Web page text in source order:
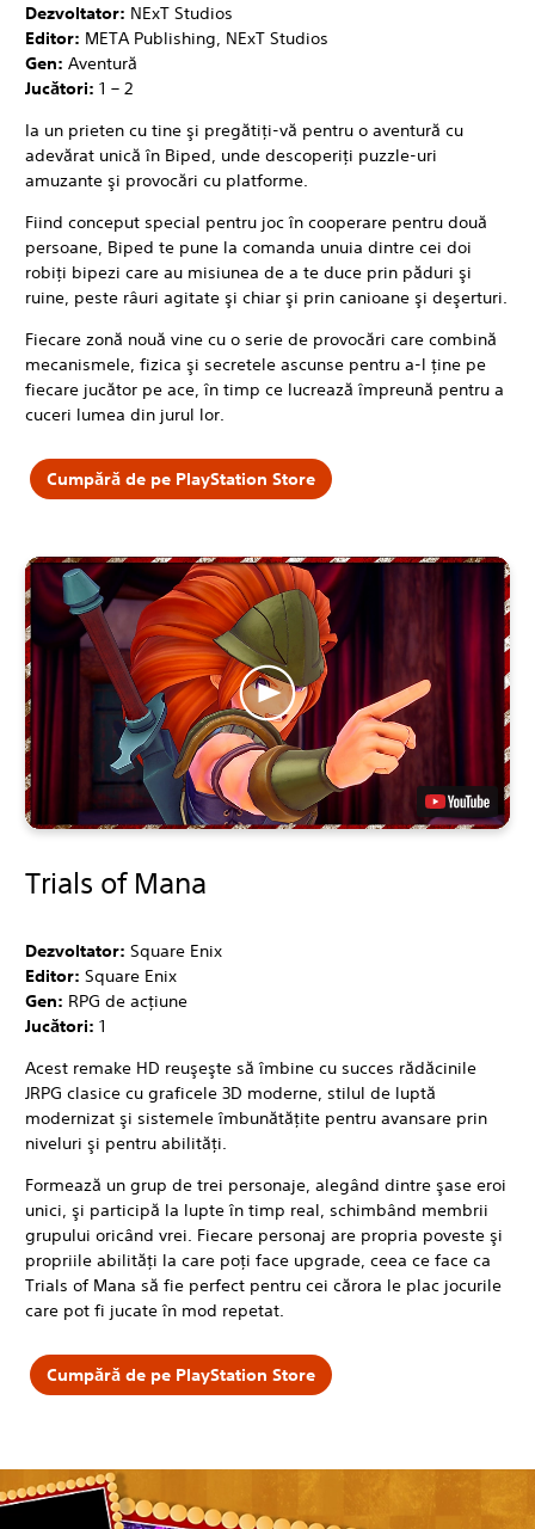
Dezvoltator: NExT Studios
Editor: META Publishing, NExT Studios
Gen: Aventură
Jucători: 1 – 2
Ia un prieten cu tine şi pregătiţi-vă pentru o aventură cu
adevărat unică în Biped, unde descoperiţi puzzle-uri
amuzante şi provocări cu platforme.
Fiind conceput special pentru joc în cooperare pentru două
persoane, Biped te pune la comanda unuia dintre cei doi
robiţi bipezi care au misiunea de a te duce prin păduri şi
ruine, peste râuri agitate şi chiar şi prin canioane şi deşerturi.
Fiecare zonă nouă vine cu o serie de provocări care combină
mecanismele, fizica şi secretele ascunse pentru a-l ţine pe
fiecare jucător pe ace, în timp ce lucrează împreună pentru a
cuceri lumea din jurul lor.
Cumpără de pe PlayStation Store
Trials of Mana
Dezvoltator: Square Enix
Editor: Square Enix
Gen: RPG de acţiune
Jucători: 1
Acest remake HD reuşeşte să îmbine cu succes rădăcinile
JRPG clasice cu graficele 3D moderne, stilul de luptă
modernizat şi sistemele îmbunătăţite pentru avansare prin
niveluri şi pentru abilităţi.
Formează un grup de trei personaje, alegând dintre şase eroi
unici, şi participă la lupte în timp real, schimbând membrii
grupului oricând vrei. Fiecare personaj are propria poveste şi
propriile abilităţi la care poţi face upgrade, ceea ce face ca
Trials of Mana să fie perfect pentru cei cărora le plac jocurile
care pot fi jucate în mod repetat.
Cumpără de pe PlayStation Store